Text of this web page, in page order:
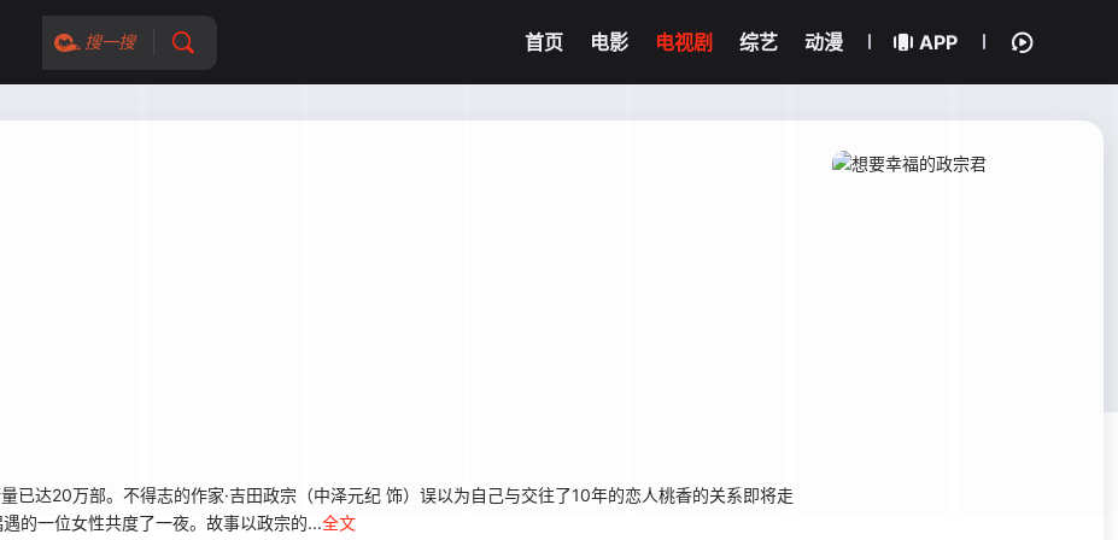
搜一搜 首页 电影 电视剧 综艺 动漫 APP
已达20万部。不得志的作家·吉田政宗（中泽元纪 饰）误以为自己与交往了10年的恋人桃香的关系即将走
的一位女性共度了一夜。故事以政宗的...全文